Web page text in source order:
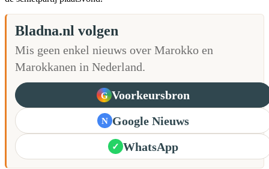
Bladna.nl volgen
Mis geen enkel nieuws over Marokko en
Marokkanen in Nederland.
G Voorkeursbron
N Google Nieuws
✓ WhatsApp